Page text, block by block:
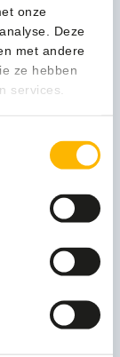
onze
Deze
met andere
ze hebben
services.